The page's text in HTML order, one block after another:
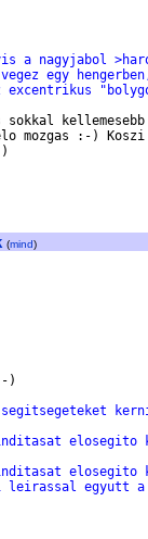
a nagyjabol
egy hengerben,
excentrikus
mozgas :-) Koszi
(mind)
)
segitsegeteket
elosegito
elosegito
leirassal egyutt a